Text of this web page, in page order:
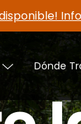
Dónde